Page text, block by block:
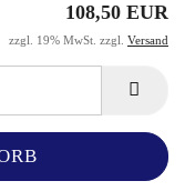
108,50 EUR
zzgl. 19% MwSt. zzgl. Versand